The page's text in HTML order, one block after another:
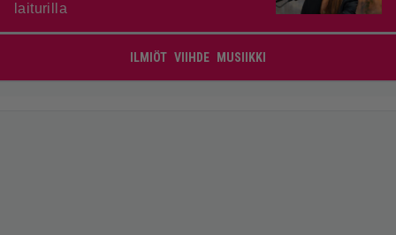
laiturilla
ILMIÖT VIIHDE MUSIIKKI